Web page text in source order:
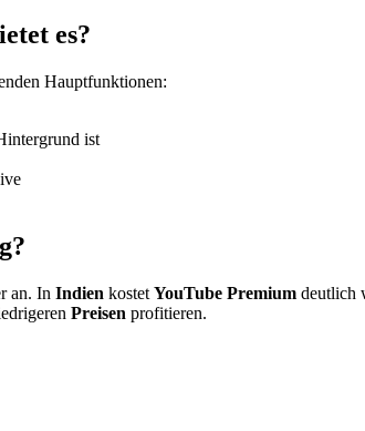
es?
Hauptfunktionen:
ist
?
an. In Indien kostet YouTube Premium deutlich
Preisen profitieren.